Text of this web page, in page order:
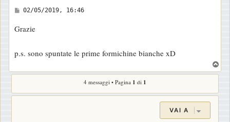
M
s
a
g
i
02/05/2019, 16:46
Grazie
p.s. sono spuntate le prime formichine bianche xD
o
4 messaggi • Pagina 1 di 1
VAI A